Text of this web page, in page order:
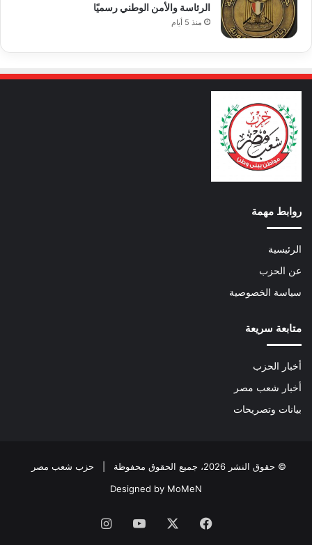
الرئاسة والأمن الوطني رسميًا
منذ 5 أيام
روابط مهمة
الرئيسية
عن الحزب
سياسة الخصوصية
متابعة سريعة
أخبار الحزب
أخبار شعب مصر
بيانات وتصريحات
© حقوق النشر 2026، جميع الحقوق محفوظة | حزب شعب مصر
Designed by MoMeN
فيسبوك ‫YouTubeانستقرام